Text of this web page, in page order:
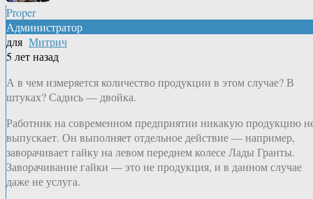
Proper
Администратор
для Митрич
5 лет назад
А в чем измеряется количество продукции в этом случае? В
штуках? Садись — двойка.
Работник на современном предприятии никакую продукцию
выпускает. Он выполняет отдельное действие — например,
заворачивает гайку на левом переднем колесе Лады Гранты.
Заворачивание гайки — это не продукция, и в данном случае
даже не услуга.